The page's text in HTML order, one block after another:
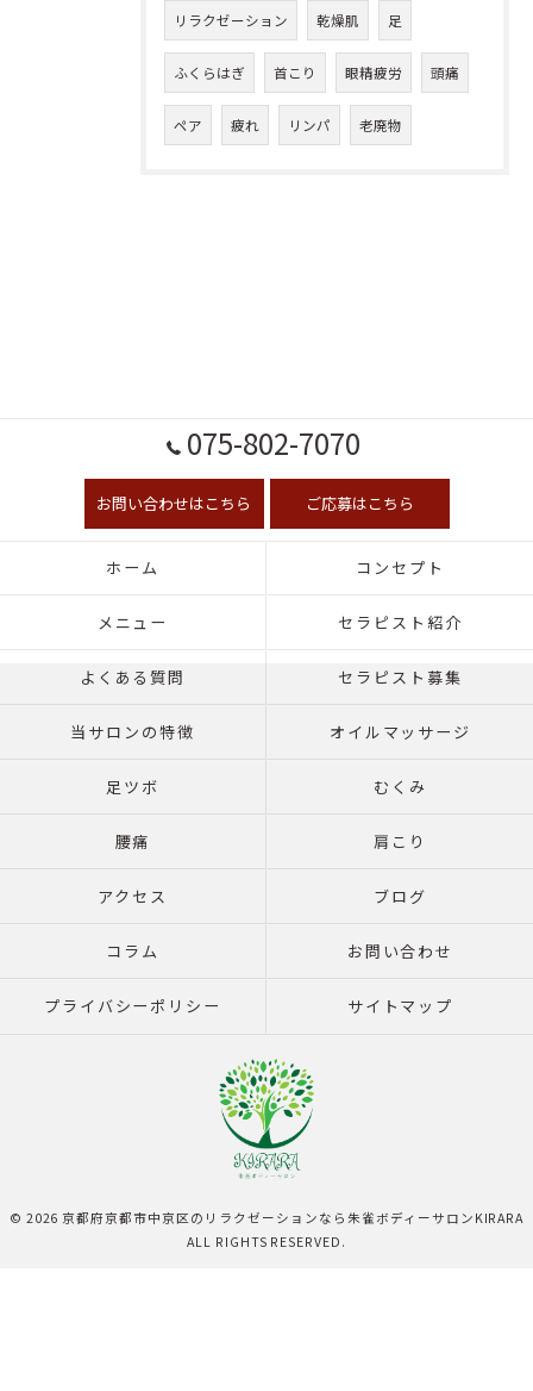
リラクゼーション 乾燥肌 足
ふくらはぎ 首こり 眼精疲労 頭痛
ペア 疲れ リンパ 老廃物
075-802-7070
お問い合わせはこちら ご応募はこちら
ホーム コンセプト
メニュー セラピスト紹介
よくある質問 セラピスト募集
当サロンの特徴 オイルマッサージ
足ツボ むくみ
腰痛 肩こり
アクセス ブログ
コラム お問い合わせ
プライバシーポリシー サイトマップ
© 2026 京都府京都市中京区のリラクゼーションなら朱雀ボディーサロンKIRARA
ALL RIGHTS RESERVED.